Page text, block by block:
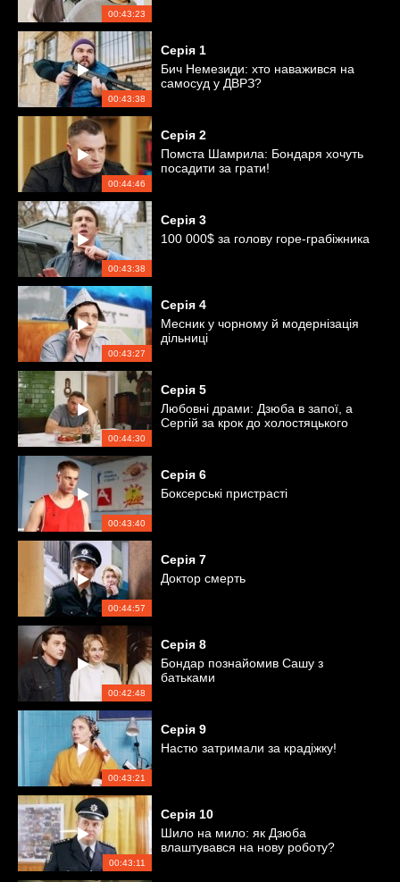
00:43:23
00:43:38
Серія 1
Бич Немезиди: хто наважився на
самосуд у ДВРЗ?
00:44:46
Серія 2
Помста Шамрила: Бондаря хочуть
посадити за грати!
00:43:38
Серія 3
100 000$ за голову горе-грабіжника
00:43:27
Серія 4
Месник у чорному й модернізація
дільниці
00:44:30
Серія 5
Любовні драми: Дзюба в запої, а
Сергій за крок до холостяцького
00:43:40
Серія 6
Боксерські пристрасті
00:44:57
Серія 7
Доктор смерть
00:42:48
Серія 8
Бондар познайомив Сашу з
батьками
00:43:21
Серія 9
Настю затримали за крадіжку!
00:43:11
Серія 10
Шило на мило: як Дзюба
влаштувався на нову роботу?